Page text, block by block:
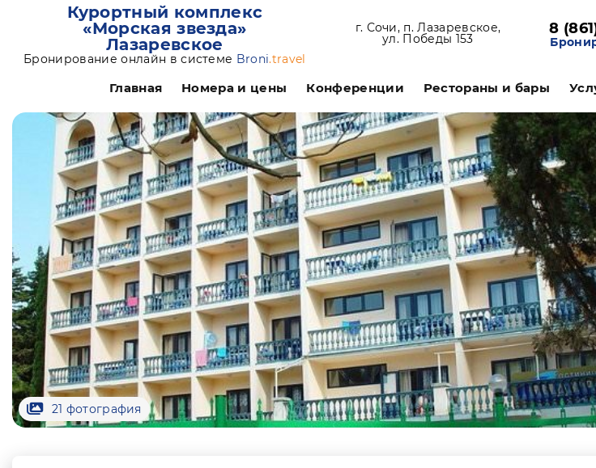
Курортный комплекс
«Морская звезда»
Лазаревское
Бронирование онлайн в системе Broni.travel
г. Сочи, п. Лазаревское,
ул. Победы 153
8
Главная Номера и цены Конференции Рестораны и бары
21 фотография